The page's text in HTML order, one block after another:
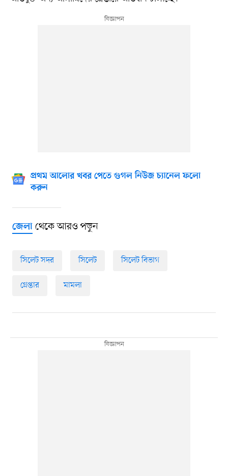
প্রথম আলোর খবর পেতে গুগল নিউজ চ্যানেল ফলো
করুন
জেলাথেকে আরও পড়ুন
সিলেট সদর সিলেট সিলেট বিভাগ
গ্রেপ্তার মামলা